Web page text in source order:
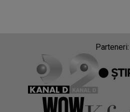
Parteneri: